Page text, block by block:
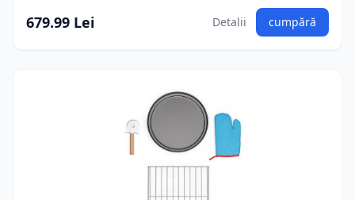
679.99 Lei Detalii cumpără